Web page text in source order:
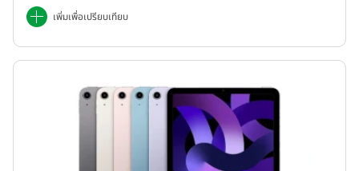
เพิ่มเพื่อเปรียบเทียบ